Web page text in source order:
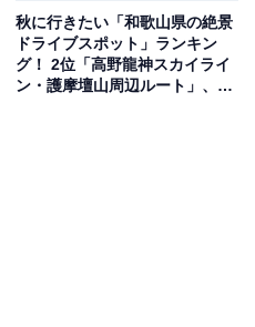
秋に行きたい「和歌山県の絶景
ドライブスポット」ランキン
グ！ 2位「高野龍神スカイライ
ン・護摩壇山周辺ルート」、1